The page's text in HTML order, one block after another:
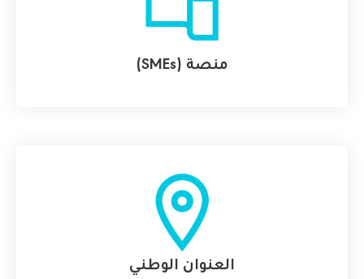
منصة (SMEs)
العنوان الوطني